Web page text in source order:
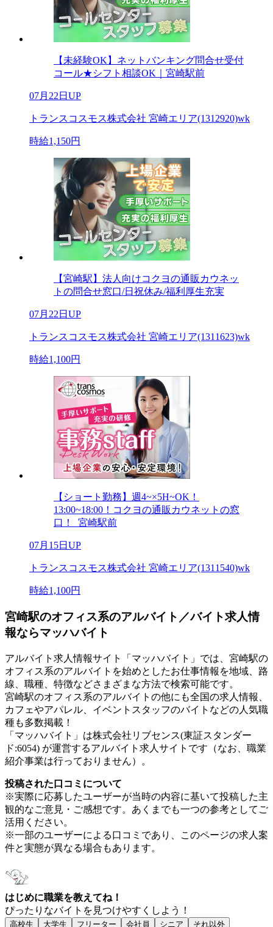
【未経験OK】ネットバンキング問合せ受付
コール★シフト相談OK｜宮崎駅前
07月22日UP
トランスコスモス株式会社 宮崎エリア(1312920)wk
時給1,150円
【宮崎駅】法人向けコクヨの通販カウネッ
トの問合せ窓口/日祝休み/福利厚生充実
07月22日UP
トランスコスモス株式会社 宮崎エリア(1311623)wk
時給1,100円
【ショート勤務】週4~×5H~OK！
13:00~18:00！コクヨの通販カウネットの窓
口！_宮崎駅前
07月15日UP
トランスコスモス株式会社 宮崎エリア(1311540)wk
時給1,100円
宮崎駅のオフィス系のアルバイト／バイト求人情
報ならマッハバイト
アルバイト求人情報サイト「マッハバイト」では、宮崎駅の
オフィス系のアルバイトを始めとしたお仕事情報を地域、路
線、職種、特徴などさまざまな方法で検索可能です。
宮崎駅のオフィス系のアルバイトの他にも全国の求人情報、
カフェやアパレル、イベントスタッフのバイトなどの人気職
種も多数掲載！
「マッハバイト」は株式会社リブセンス(東証スタンダー
ド:6054) が運営するアルバイト求人サイトです（なお、職業
紹介事業は行っておりません）。
投稿された口コミについて
※実際に応募したユーザーが当時の内容に基いて投稿した主
観的なご意見・ご感想です。あくまでも一つの参考としてご
活用ください。
※一部のユーザーによる口コミであり、このページの求人案
件と実態が異なる場合もあります。
はじめに職業を教えてね！
ぴったりなバイトを見つけやすくしよう！
高校生 大学生 フリーター 会社員 シニア
それ以外